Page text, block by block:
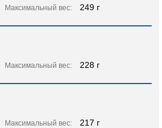
Максимальный вес: 249 г
Максимальный вес: 228 г
Максимальный вес: 217 г